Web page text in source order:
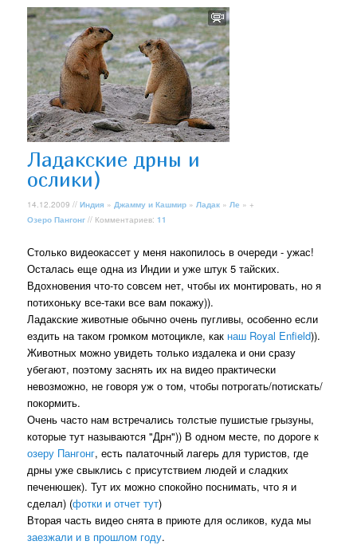
Ладакские дрны и
ослики)
14.12.2009 //Индия » Джамму и Кашмир »Ладак »Ле » +
Озеро Пангонг // Комментариев:11
Столько видеокассет у меня накопилось в очереди - ужас!
Осталась еще одна из Индии и уже штук 5 тайских.
Вдохновения что-то совсем нет, чтобы их монтировать, но я
потихоньку все-таки все вам покажу)).
Ладакские животные обычно очень пугливы, особенно если
ездить на таком громком мотоцикле, как наш Royal Enfield)).
Животных можно увидеть только издалека и они сразу
убегают, поэтому заснять их на видео практически
невозможно, не говоря уж о том, чтобы потрогать/потискать/
покормить.
Очень часто нам встречались толстые пушистые грызуны,
которые тут называются "Дрн")) В одном месте, по дороге к
озеру Пангонг, есть палаточный лагерь для туристов, где
дрны уже свыклись с присутствием людей и сладких
печенюшек). Тут их можно спокойно поснимать, что я и
сделал) (фотки и отчет тут)
Вторая часть видео снята в приюте для осликов, куда мы
заезжали и в прошлом году.